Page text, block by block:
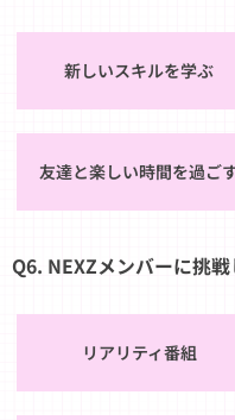
新しいスキルを学ぶ
友達と楽しい時間を過ご
Q6. NEXZメンバーに挑
リアリティ番組